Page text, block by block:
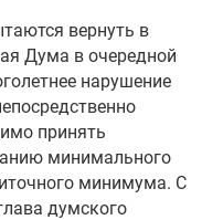
вернуть в
Дума в очередной
нарушение
принять
минимального
минимума. С
думского